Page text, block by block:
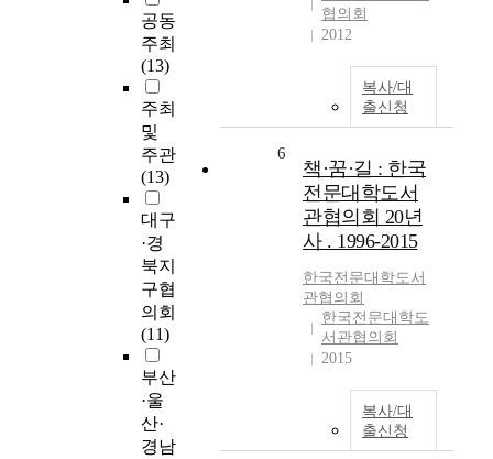
공동
주최
(13)
주최
및
주관
(13)
대구
·경
북지
구협
의회
(11)
부산
·울
산·
경남
협의회
2012
복사/대
출신청
6
책·꿈·길 : 한국
전문대학도서
관협의회 20년
사 . 1996-2015
한국전문대학도서
관협의회
한국전문대학도
서관협의회
2015
복사/대
출신청